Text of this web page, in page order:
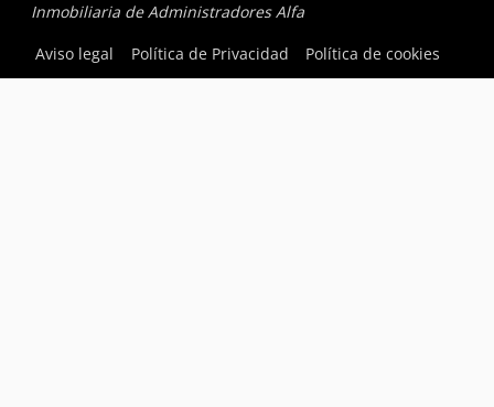
Inmobiliaria de Administradores Alfa
Aviso legal
Política de Privacidad Política de cookies